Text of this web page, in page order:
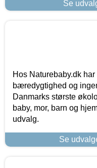
Se
Hos Naturebaby.dk
bæredygtighed og
Danmarks største
baby, mor, barn og
udvalg.
Se